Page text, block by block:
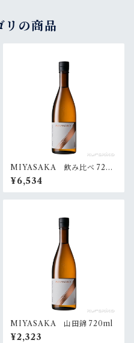
リの商品
MIYASAKA 飲み比べ 720
ml✕３本
¥6,534
MIYASAKA 山田錦 720ml
¥2,323